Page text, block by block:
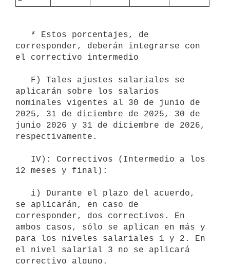
corresponder, deberán integrarse con
el correctivo intermedio
aplicarán sobre los salarios
nominales vigentes al 30 de junio de
2025, 31 de diciembre de 2025, 30 de
junio 2026 y 31 de diciembre de 2026,
respectivamente.
12 meses y final):
se aplicarán, en caso de
corresponder, dos correctivos. En
ambos casos, sólo se aplican en más y
para los niveles salariales 1 y 2. En
el nivel salarial 3 no se aplicará
correctivo alguno.